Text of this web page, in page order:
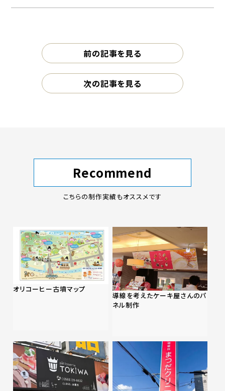
前の記事を見る
次の記事を見る
Recommend
こちらの制作実績もオススメです
オリコーヒー古墳マップ
導線を考えたケーキ屋さんのパ
ネル制作